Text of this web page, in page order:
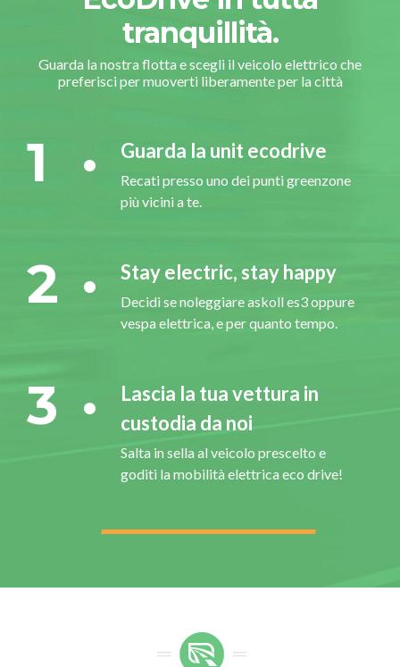
tranquillità.
Guarda la nostra flotta e scegli il veicolo elettrico che
preferisci per muoverti liberamente per la città
1 Guarda la unit ecodrive
Recati presso uno dei punti greenzone
più vicini a te.
2 Stay electric, stay happy
Decidi se noleggiare askoll es3 oppure
vespa elettrica, e per quanto tempo.
3
Lascia la tua vettura in
custodia da noi
Salta in sella al veicolo prescelto e
goditi la mobilità elettrica eco drive!